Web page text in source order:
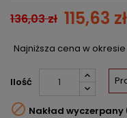
136,03 zł 115,63 zł
Najniższa cena w
Ilość
 Nakład